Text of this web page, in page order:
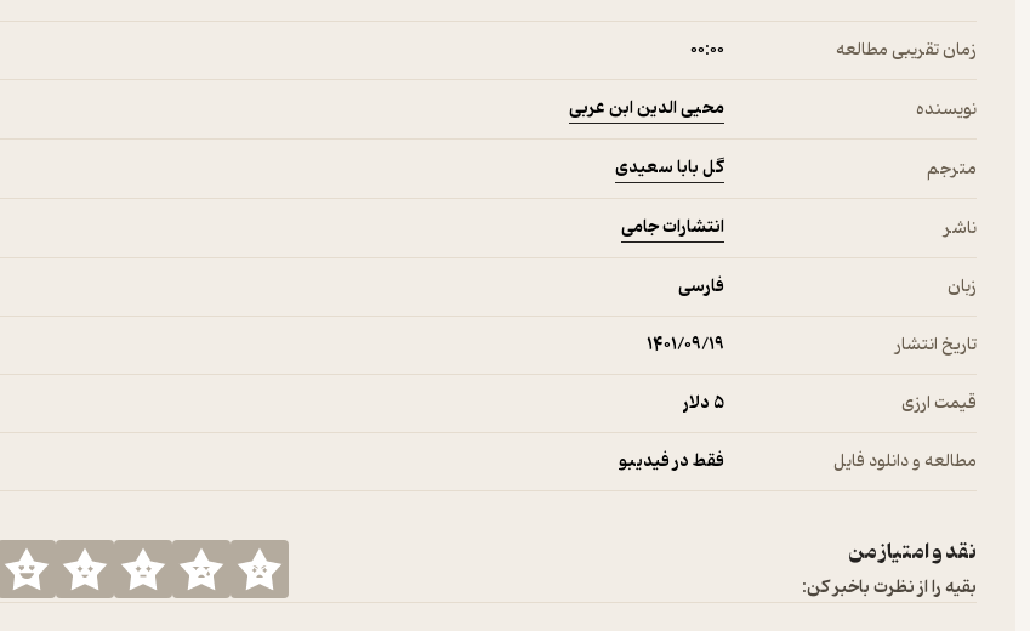
زمان تقریبی مطالعه ۰۰:۰۰
نویسنده محیی الدین ابن عربی
مترجم گل بابا سعیدی
ناشر انتشارات جامی
زبان فارسی
تاریخ انتشار ۱۴۰۱/۰۹/۱۹
قیمت ارزی 5 دلار
مطالعه و دانلود فایل فقط در فیدیبو
نقد و امتیاز من
بقیه را از نظرت باخبر کن: